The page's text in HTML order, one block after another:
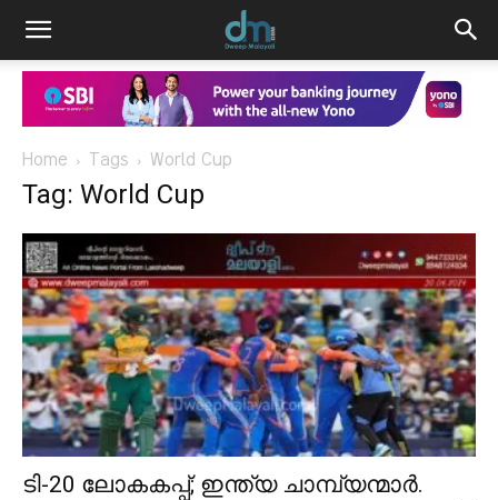
Home Tags World Cup
Tag: World Cup
ടി-20 ലോകകപ്പ്; ഇന്ത്യ ചാമ്പ്യന്മാർ.